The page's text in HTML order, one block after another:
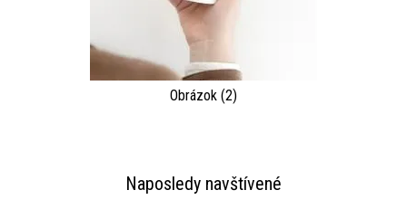
Obrázok (2)
Naposledy navštívené